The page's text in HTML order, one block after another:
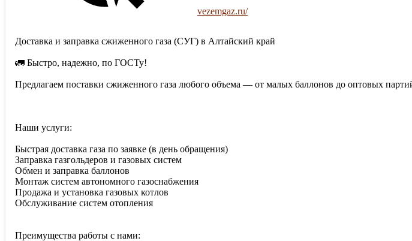
vezemgaz.ru/
Доставка и заправка сжиженного газа (СУГ) в Алтайский край
🚛 Быстро, надежно, по ГОСТу!
Предлагаем поставки сжиженного газа любого объема — от малых баллонов до оптовых
Наши услуги:
Быстрая доставка газа по заявке (в день обращения)
Заправка газгольдеров и газовых систем
Обмен и заправка баллонов
Монтаж систем автономного газоснабжения
Продажа и установка газовых котлов
Обслуживание систем отопления
Преимущества работы с нами: